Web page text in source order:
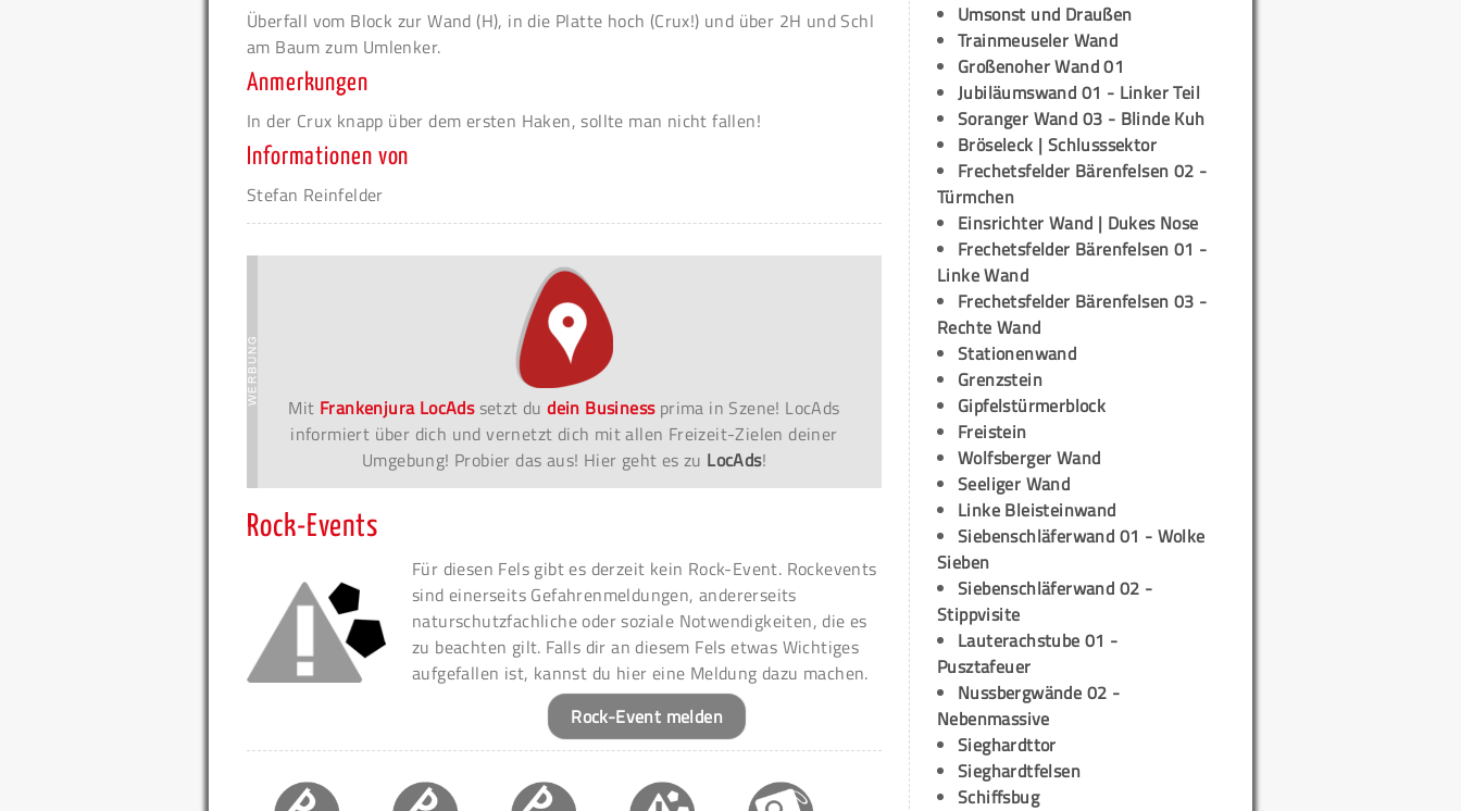
Überfall vom Block zur Wand (H), in die Platte hoch (Crux!) und über 2H und Schl
am Baum zum Umlenker.
Anmerkungen
In der Crux knapp über dem ersten Haken, sollte man nicht fallen!
Informationen von
Stefan Reinfelder
Mit Frankenjura LocAdssetzt dudein Businessprima in Szene! LocAds
informiert über dich und vernetzt dich mit allen Freizeit-Zielen deiner
Umgebung! Probier das aus! Hier geht es zu LocAds!
Rock-Events
Für diesen Fels gibt es derzeit kein Rock-Event. Rockevents
sind einerseits Gefahrenmeldungen, andererseits
naturschutzfachliche oder soziale Notwendigkeiten, die es
zu beachten gilt. Falls dir an diesem Fels etwas Wichtiges
aufgefallen ist, kannst du hier eine Meldung dazu machen.
Rock-Event melden
Umsonst und Draußen
Trainmeuseler Wand
Großenoher Wand 01
Jubiläumswand 01 - Linker Teil
Soranger Wand 03 - Blinde Kuh
Bröseleck | Schlusssektor
Frechetsfelder Bärenfelsen 02 -
Türmchen
Einsrichter Wand | Dukes Nose
Frechetsfelder Bärenfelsen 01 -
Linke Wand
Frechetsfelder Bärenfelsen 03 -
Rechte Wand
Stationenwand
Grenzstein
Gipfelstürmerblock
Freistein
Wolfsberger Wand
Seeliger Wand
Linke Bleisteinwand
Siebenschläferwand 01 - Wolke
Sieben
Siebenschläferwand 02 -
Stippvisite
Lauterachstube 01 -
Pusztafeuer
Nussbergwände 02 -
Nebenmassive
Sieghardttor
Sieghardtfelsen
Schiffsbug